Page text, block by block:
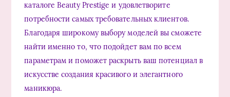
каталоге Beauty Prestige и удовлетворите
потребности самых требовательных клиентов.
Благодаря широкому выбору моделей вы сможете
найти именно то, что подойдет вам по всем
параметрам и поможет раскрыть ваш потенциал в
искусстве создания красивого и элегантного
маникюра.